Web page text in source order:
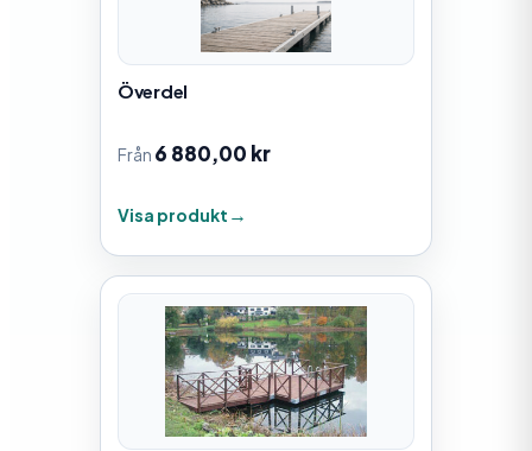
Överdel
Från 6 880,00 kr
Visa produkt